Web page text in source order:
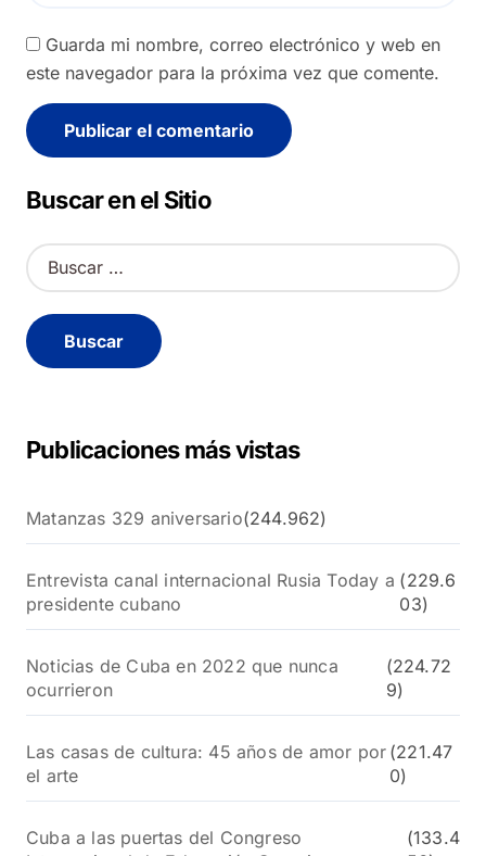
Guarda mi nombre, correo electrónico y web en
este navegador para la próxima vez que comente.
Buscar en el Sitio
B
u
c
a
Publicaciones más vistas
Matanzas 329 aniversario(244.962)
Entrevista canal internacional Rusia Today a
presidente cubano
(229.6
03)
Noticias de Cuba en 2022 que nunca
ocurrieron
(224.72
9)
Las casas de cultura: 45 años de amor por
el arte
(221.47
0)
Cuba a las puertas del Congreso
(133.4